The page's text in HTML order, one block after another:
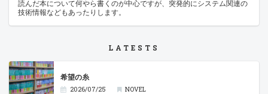
読んだ本について何やら書くのが中心ですが、突発的にシステム関連の
技術情報などもあったりします。
LATESTS
希望の糸
2026/07/25 NOVEL